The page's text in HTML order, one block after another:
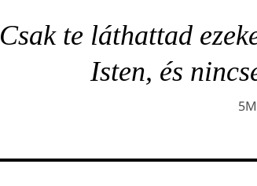
Csak te láthattad
Isten, és